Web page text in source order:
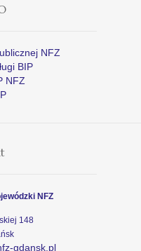
NFZ
BIP
NFZ
NFZ
148
gdansk.pl